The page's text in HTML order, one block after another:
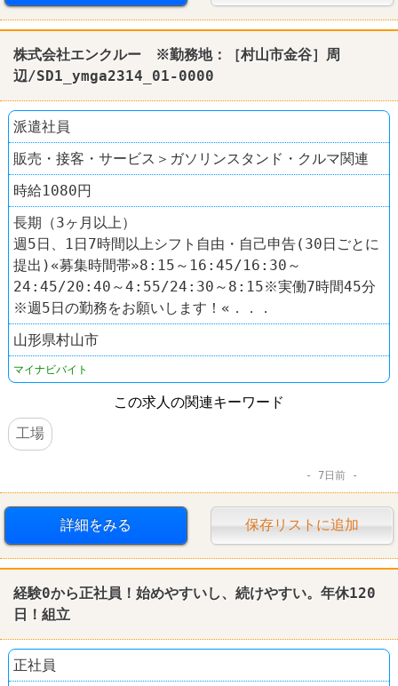
株式会社エンクルー ※勤務地：［村山市金谷］周
辺/SD1_ymga2314_01-0000
派遣社員
販売・接客・サービス＞ガソリンスタンド・クルマ関連
時給1080円
長期（3ヶ月以上）
週5日、1日7時間以上シフト自由・自己申告(30日ごとに
提出)«募集時間帯»8:15～16:45/16:30～
24:45/20:40～4:55/24:30～8:15※実働7時間45分
※週5日の勤務をお願いします！«．．．
山形県村山市
マイナビバイト
この求人の関連キーワード
工場
7日前
詳細をみる 保存リストに追加
経験0から正社員！始めやすいし、続けやすい。年休120
日！ 組立
正社員